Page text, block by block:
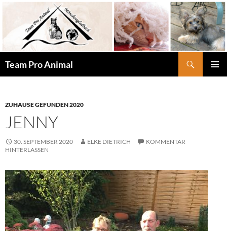
springen
Team Pro Animal
ZUHAUSE GEFUNDEN 2020
JENNY
30. SEPTEMBER 2020 ELKE DIETRICH
KOMMENTAR
HINTERLASSEN